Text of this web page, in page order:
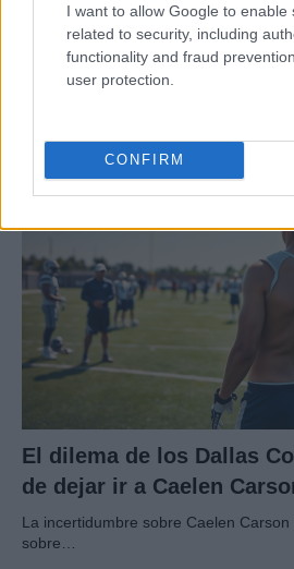
I want to allow Google to enable
related to security, including
functionality and fraud
user protection.
CONFIRM
Masacre de Bolonia: el
conmocionó a Italia en
El dilema de los Dallas
de dejar ir a Caelen
La incertidumbre sobre Caelen
sobre…